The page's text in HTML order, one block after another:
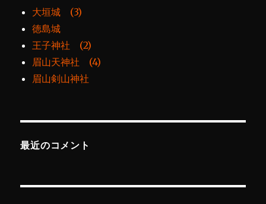
大垣城 (3)
徳島城
王子神社 (2)
眉山天神社 (4)
眉山剣山神社
最近のコメント